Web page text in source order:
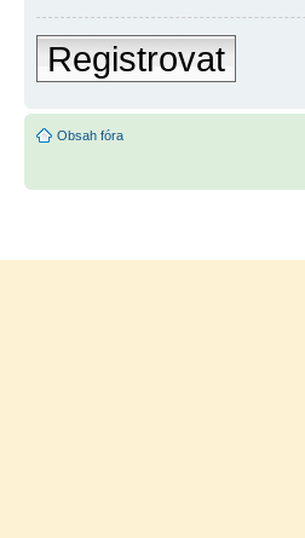
Registrovat
Obsah fóra